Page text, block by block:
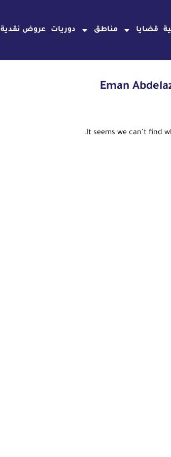
قضايا مناطق دوريات عروض نقدية
Eman
It seems we can’t find